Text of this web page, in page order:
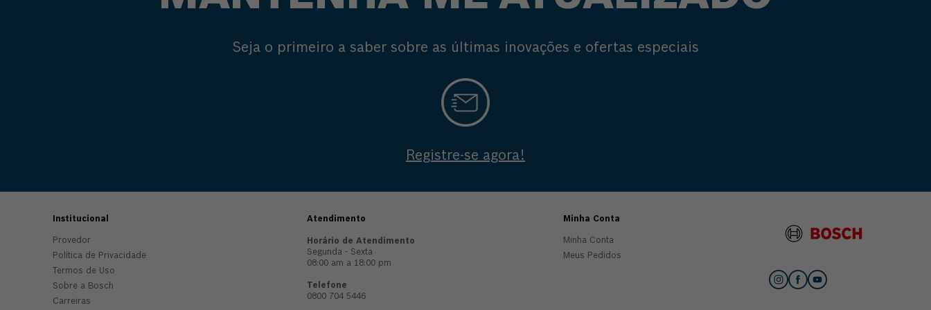
Seja o primeiro a saber sobre as últimas inovações e ofertas especiais
Registre-se agora!
Institucional
Provedor
Política de Privacidade
Termos de Uso
Sobre a Bosch
Carreiras
Atendimento
Horário de Atendimento
Segunda - Sexta
08:00 am a 18:00 pm
Telefone
0800 704 5446
Minha Conta
Minha Conta
Meus Pedidos